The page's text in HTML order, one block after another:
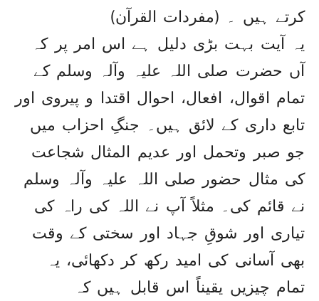
کرتے ہیں ۔ (مفردات القرآن)
یہ آیت بہت بڑی دلیل ہے اس امر پر کہ
آں حضرت صلی اللہ علیہ وآلہ وسلم کے
تمام اقوال، افعال، احوال اقتدا و پیروی اور
تابع داری کے لائق ہیں۔ جنگِ احزاب میں
جو صبر وتحمل اور عدیم المثال شجاعت
کی مثال حضور صلی اللہ علیہ وآلہ وسلم
نے قائم کی۔ مثلاً آپ نے اللہ کی راہ کی
تیاری اور شوقِ جہاد اور سختی کے وقت
بھی آسانی کی امید رکھ کر دکھائی، یہ
تمام چیزیں یقیناً اس قابل ہیں کہ